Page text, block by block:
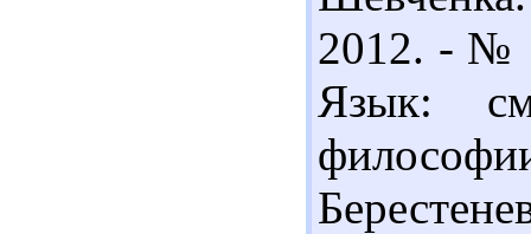
2012. - №
Язык: